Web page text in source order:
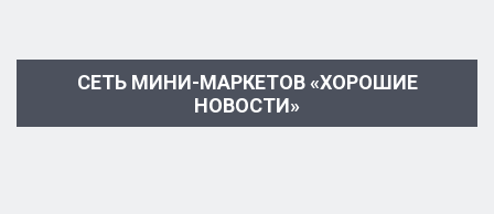
СЕТЬ МИНИ-МАРКЕТОВ «ХОРОШИЕ
НОВОСТИ»